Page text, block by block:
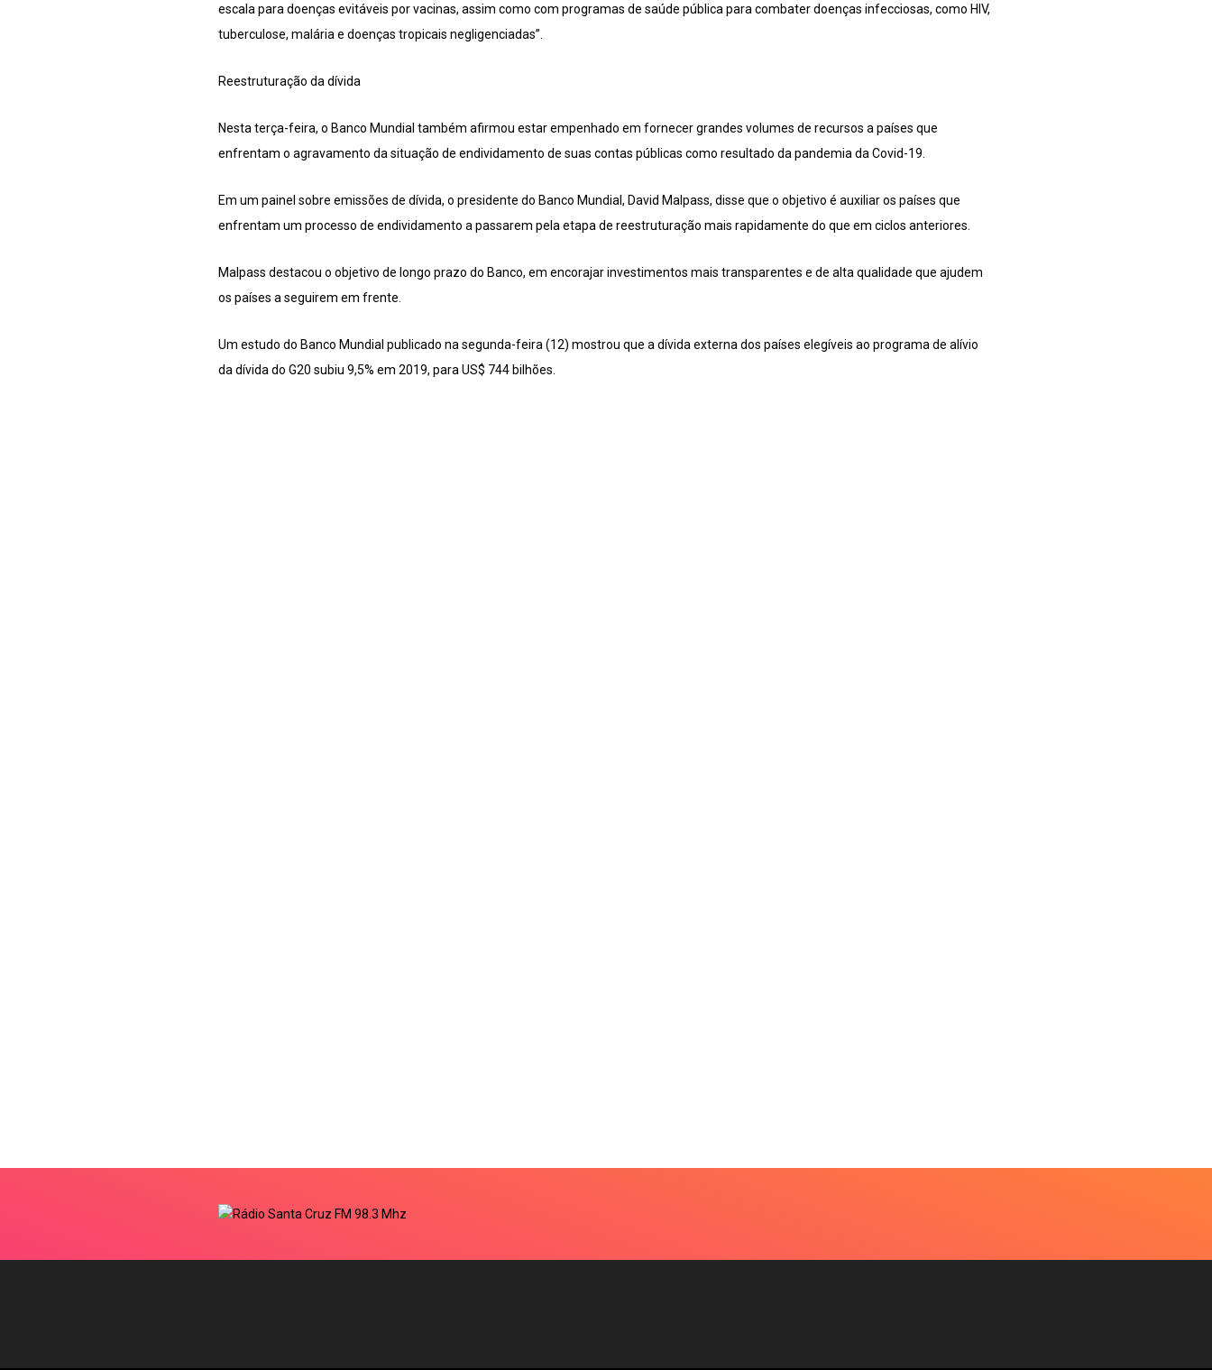
escala para doenças evitáveis por vacinas, assim como com programas de saúde pública para combater doenças infecciosas, como HIV,
tuberculose, malária e doenças tropicais negligenciadas”.
Reestruturação da dívida
Nesta terça-feira, o Banco Mundial também afirmou estar empenhado em fornecer grandes volumes de recursos a países que
enfrentam o agravamento da situação de endividamento de suas contas públicas como resultado da pandemia da Covid-19.
Em um painel sobre emissões de dívida, o presidente do Banco Mundial, David Malpass, disse que o objetivo é auxiliar os países que
enfrentam um processo de endividamento a passarem pela etapa de reestruturação mais rapidamente do que em ciclos anteriores.
Malpass destacou o objetivo de longo prazo do Banco, em encorajar investimentos mais transparentes e de alta qualidade que ajudem
os países a seguirem em frente.
Um estudo do Banco Mundial publicado na segunda-feira (12) mostrou que a dívida externa dos países elegíveis ao programa de alívio
da dívida do G20 subiu 9,5% em 2019, para US$ 744 bilhões.